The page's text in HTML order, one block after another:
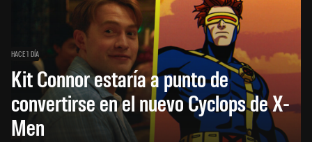
HACE 1 DÍA
Kit Connor estaría a punto de
convertirse en el nuevo Cyclops de X-
Men